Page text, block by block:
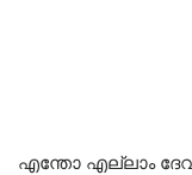
എന്തോ എല്ലാം